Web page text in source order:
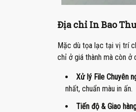
Địa chỉ In Bao
Mặc dù tọa lạc tại vị trí
chỉ ở giá thành mà còn ở
Xử lý File Chuyên
nhất, chuẩn màu in ấn.
Tiến độ & Giao